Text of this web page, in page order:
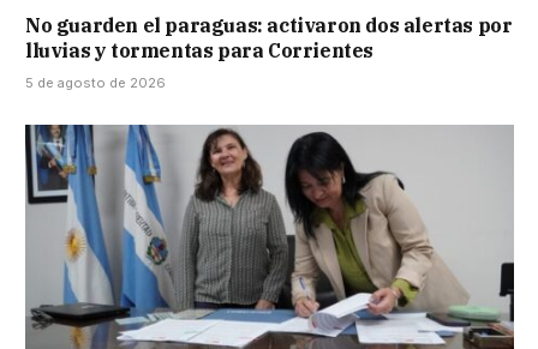
No guarden el paraguas: activaron dos alertas por
lluvias y tormentas para Corrientes
5 de agosto de 2026